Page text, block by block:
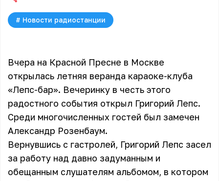
# Новости радиостанции
Вчера на Красной Пресне в Москве
открылась летняя веранда караоке-клуба
«Лепс-бар». Вечеринку в честь этого
радостного события открыл Григорий Лепс.
Среди многочисленных гостей был замечен
Александр Розенбаум.
Вернувшись с гастролей, Григорий Лепс засел
за работу над давно задуманным и
обещанным слушателям альбомом, в котором